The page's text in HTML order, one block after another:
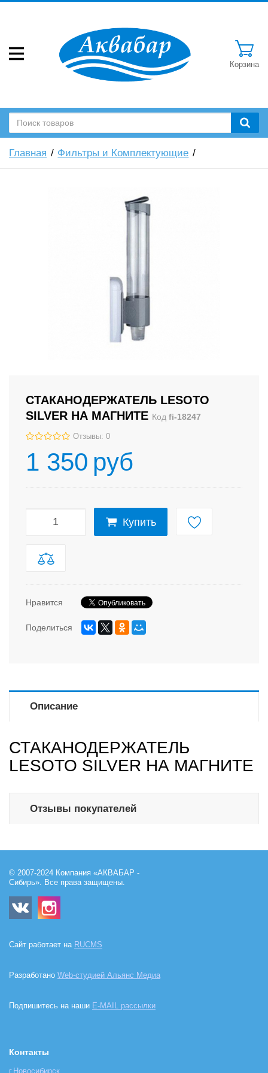
Корзина
Главная Фильтры и Комплектующие
СТАКАНОДЕРЖАТЕЛЬ LESOTO
SILVER НА МАГНИТЕ Код fi-18247
Отзывы: 0
1 350 руб
Купить
Нравится
Поделиться
Описание
СТАКАНОДЕРЖАТЕЛЬ
LESOTO SILVER НА МАГНИТЕ
Отзывы покупателей
© 2007-2024 Компания «АКВАБАР -
Сибирь». Все права защищены.
Сайт работает на RUCMS
Разработано Web-студией Альянс Медиа
Подпишитесь на наши E-MAIL рассылки
Контакты
г.Новосибирск